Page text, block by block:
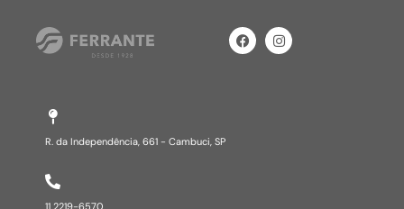
R. da Independência, 661 - Cambuci, SP​
11 2219-6570​